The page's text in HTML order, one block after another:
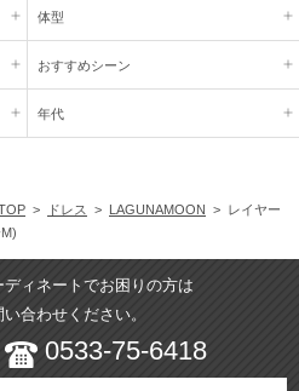
体型
おすすめシーン
年代
> ドレス > LAGUNAMOON > レイヤー
ィネートでお困りの方は
合わせください。
0533-75-6418